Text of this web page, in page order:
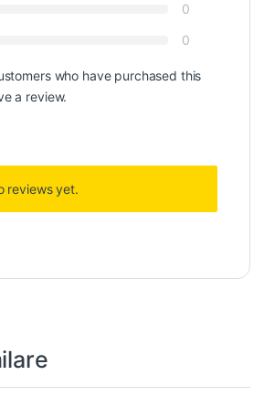
0
0
who have purchased this
a review.
reviews yet.